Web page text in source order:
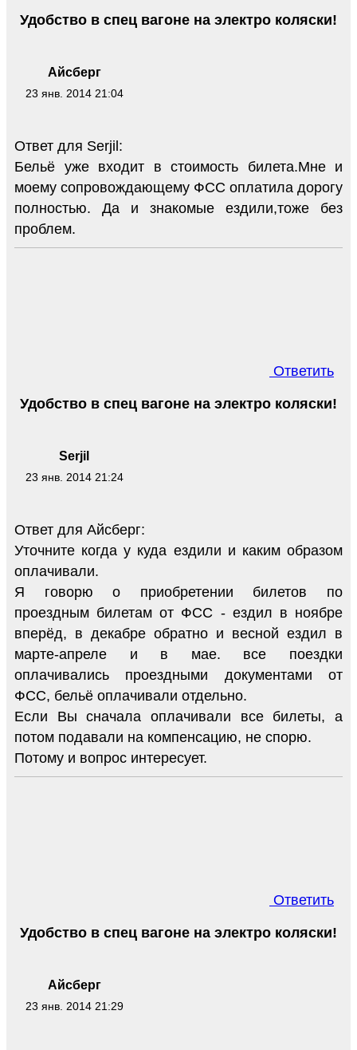
Айсберг
23 янв. 2014 21:04
Удобство в спец вагоне на электро коляски!
Ответ для Serjil:
Бельё уже входит в стоимость билета.Мне и
моему сопровождающему ФСС оплатила дорогу
полностью. Да и знакомые ездили,тоже без
проблем.
Ответить
Serjil
23 янв. 2014 21:24
Удобство в спец вагоне на электро коляски!
Ответ для Айсберг:
Уточните когда у куда ездили и каким образом
оплачивали.
Я говорю о приобретении билетов по
проездным билетам от ФСС - ездил в ноябре
вперёд, в декабре обратно и весной ездил в
марте-апреле и в мае. все поездки
оплачивались проездными документами от
ФСС, бельё оплачивали отдельно.
Если Вы сначала оплачивали все билеты, а
потом подавали на компенсацию, не спорю.
Потому и вопрос интересует.
Ответить
Айсберг
23 янв. 2014 21:29
Удобство в спец вагоне на электро коляски!